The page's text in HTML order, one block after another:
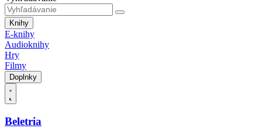
Knihy
E-knihy
Audioknihy
Hry
Filmy
Doplnky
Beletria